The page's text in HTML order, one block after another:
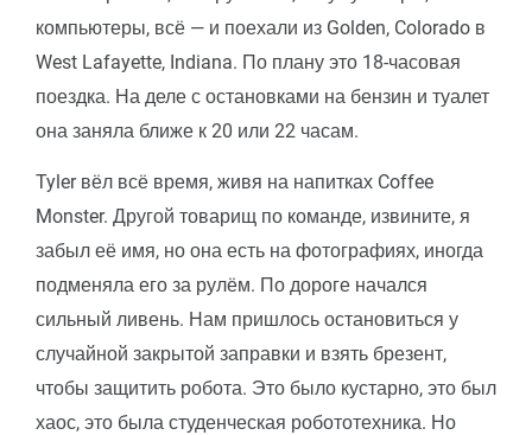
компьютеры, всё — и поехали из Golden, Colorado в
West Lafayette, Indiana. По плану это 18-часовая
поездка. На деле с остановками на бензин и туалет
она заняла ближе к 20 или 22 часам.
Tyler вёл всё время, живя на напитках Coffee
Monster. Другой товарищ по команде, извините, я
забыл её имя, но она есть на фотографиях, иногда
подменяла его за рулём. По дороге начался
сильный ливень. Нам пришлось остановиться у
случайной закрытой заправки и взять брезент,
чтобы защитить робота. Это было кустарно, это был
хаос, это была студенческая робототехника. Но